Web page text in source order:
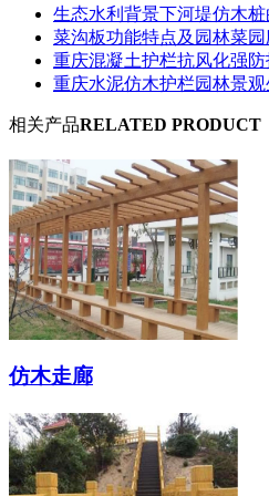
生态水利背景下河堤仿木
菜沟板功能特点及园林菜
重庆混凝土护栏抗风化强
重庆水泥仿木护栏园林景
相关产品RELATED PRODUCT
仿木走廊